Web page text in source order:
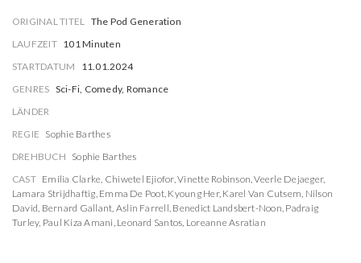
ORIGINAL TITEL The Pod Generation
LAUFZEIT 101 Minuten
STARTDATUM
11.01.2024
GENRES Sci-Fi, Comedy, Romance
LÄNDER
REGIE Sophie Barthes
DREHBUCH Sophie Barthes
CAST Emilia Clarke, Chiwetel Ejiofor,Vinette Robinson,Veerle Dejaeger,
Lamara Strijdhaftig, Emma De Poot, Kyoung Her, Karel Van Cutsem, Nilson
David, Bernard Gallant, Aslin Farrell, Benedict Landsbert-Noon, Padraig
Turley, Paul Kiza Amani, Leonard Santos, Loreanne Asratian